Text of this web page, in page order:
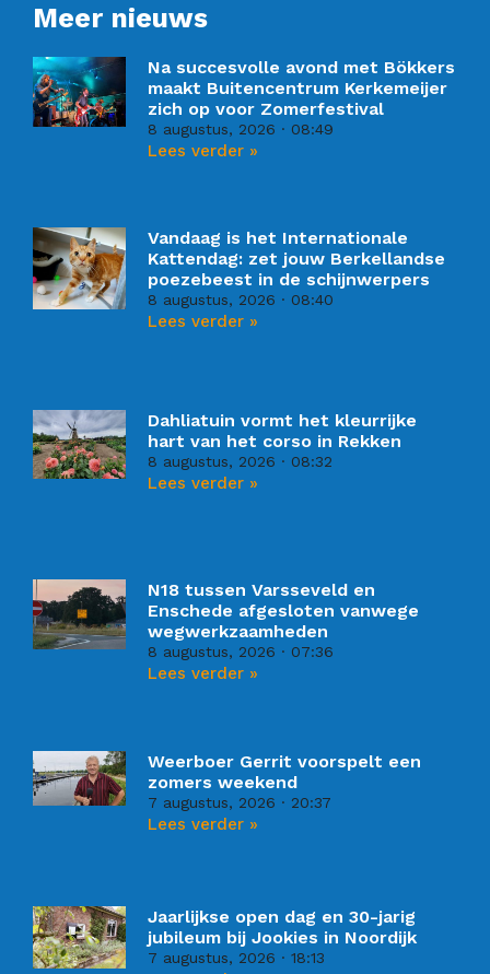
Meer nieuws
Na succesvolle avond met Bökkers
maakt Buitencentrum Kerkemeijer
zich op voor Zomerfestival
8 augustus, 2026 08:49
Lees verder »
Vandaag is het Internationale
Kattendag: zet jouw Berkellandse
poezebeest in de schijnwerpers
8 augustus, 2026 08:40
Lees verder »
Dahliatuin vormt het kleurrijke
hart van het corso in Rekken
8 augustus, 2026 08:32
Lees verder »
N18 tussen Varsseveld en
Enschede afgesloten vanwege
wegwerkzaamheden
8 augustus, 2026 07:36
Lees verder »
Weerboer Gerrit voorspelt een
zomers weekend
7 augustus, 2026 20:37
Lees verder »
Jaarlijkse open dag en 30-jarig
jubileum bij Jookies in Noordijk
7 augustus, 2026 18:13